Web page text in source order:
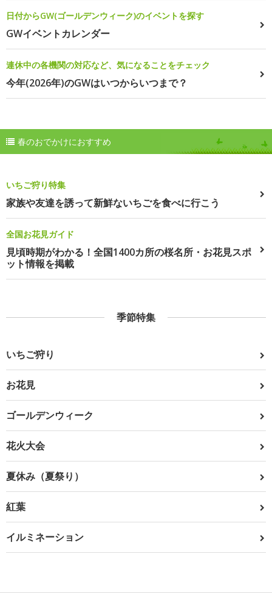
日付からGW(ゴールデンウィーク)のイベントを探す
GWイベントカレンダー
連休中の各機関の対応など、気になることをチェック
今年(2026年)のGWはいつからいつまで？
春のおでかけにおすすめ
いちご狩り特集
家族や友達を誘って新鮮ないちごを食べに行こう
全国お花見ガイド
見頃時期がわかる！全国1400カ所の桜名所・お花見スポ
ット情報を掲載
季節特集
いちご狩り
お花見
ゴールデンウィーク
花火大会
夏休み（夏祭り）
紅葉
イルミネーション